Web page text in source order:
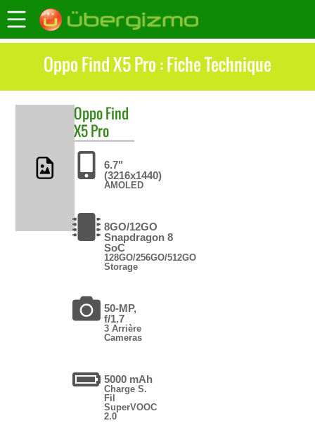
Oppo Find X5 Pro : Fiche Technique
OppoFind
X5 Pro
6.7"
(3216x1440)
AMOLED
8GO/12GO
Snapdragon 8
SoC
128GO/256GO/512GO
Storage
50-MP,
f/1.7
3 Arrière
Cameras
5000 mAh
Charge S.
Fil
SuperVOOC
2.0